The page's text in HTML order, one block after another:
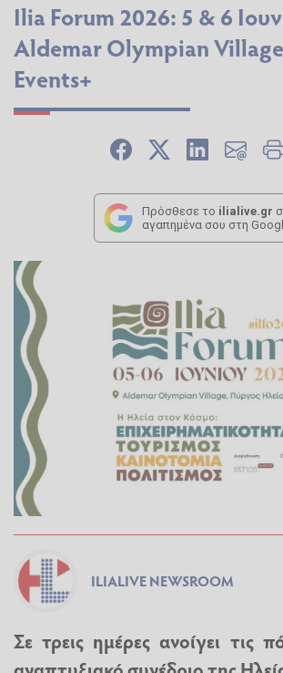
Ilia Forum 2026: 5 & 6
Aldemar Olympian
Events+
Πρόσθεσε το ilialive.gr
αγαπημένα σου στη
ILIALIVE NEWSROOM
Σε τρεις ημέρες ανοίγει τις